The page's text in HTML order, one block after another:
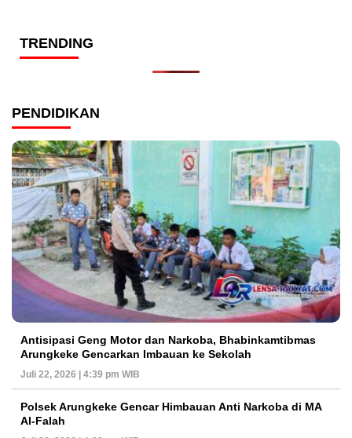
TRENDING
PENDIDIKAN
Antisipasi Geng Motor dan Narkoba, Bhabinkamtibmas
Arungkeke Gencarkan Imbauan ke Sekolah
Juli 22, 2026 | 4:39 pm WIB
Polsek Arungkeke Gencar Himbauan Anti Narkoba di MA
Al-Falah